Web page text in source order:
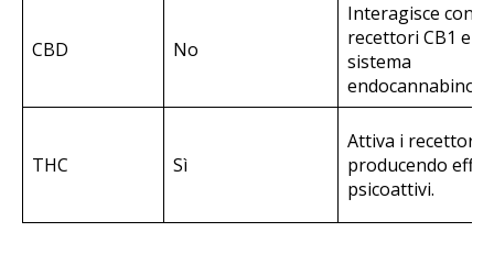
CBD No
Interagisce con i
recettori CB1 e
sistema
THC Sì
Attiva i recettori
producendo
psicoattivi.